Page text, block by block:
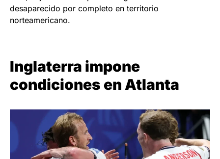
desaparecido por completo en territorio
norteamericano.
Inglaterra impone
condiciones en Atlanta